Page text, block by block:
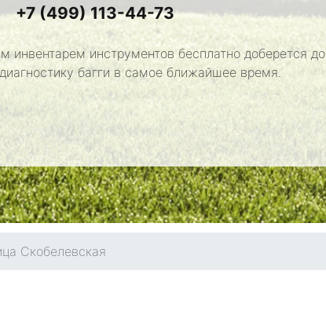
+7 (499) 113-44-73
инструментов бесплатно доберется до
багги в самое ближайшее время.
Скобелевская